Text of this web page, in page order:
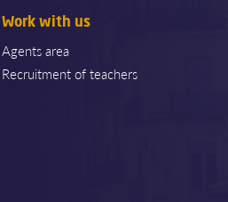
Work with us
Agents area
Recruitment of teachers